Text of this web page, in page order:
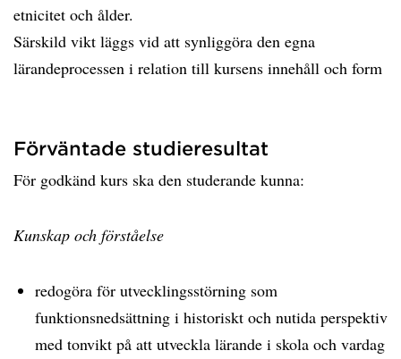
etnicitet och ålder.
Särskild vikt läggs vid att synliggöra den egna
lärandeprocessen i relation till kursens innehåll och form
Förväntade studieresultat
För godkänd kurs ska den studerande kunna:
Kunskap och förståelse
redogöra för utvecklingsstörning som
funktionsnedsättning i historiskt och nutida perspektiv
med tonvikt på att utveckla lärande i skola och vardag